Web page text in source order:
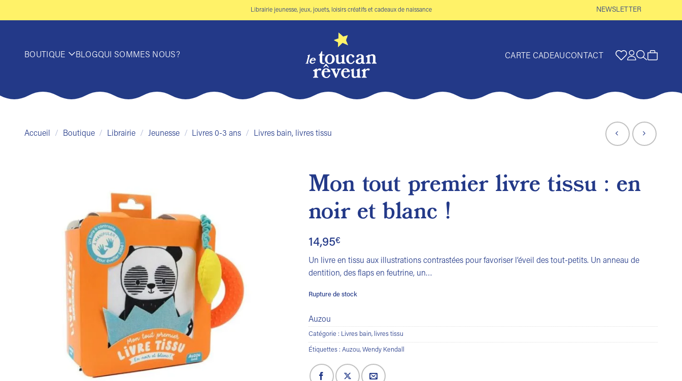
Librairie jeunesse, jeux, jouets, loisirs créatifs et cadeaux de naissance NEWSLETTER
BOUTIQUE BLOGQUI SOMMES NOUS? CARTE CADEAUCONTACT
Accueil / Boutique / Librairie / Jeunesse / Livres 0-3 ans / Livres bain, livres tissu
Mon tout premier livre tissu : en
noir et blanc !
14,95€
Un livre en tissu aux illustrations contrastées pour favoriser l’éveil des tout-petits. Un anneau de
dentition, des flaps en feutrine, un…
Rupture de stock
Auzou
Catégorie : Livres bain, livres tissu
Étiquettes : Auzou, Wendy Kendall